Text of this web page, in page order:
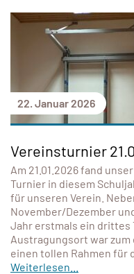
22. Januar 2026
Vereinsturnier
Am 21.01.2026 fand
Turnier in diesem
für unseren Verein.
November/Dezember
Jahr erstmals ein drittes
Austragungsort war zum
einen tollen Rahmen für
Weiterlesen...